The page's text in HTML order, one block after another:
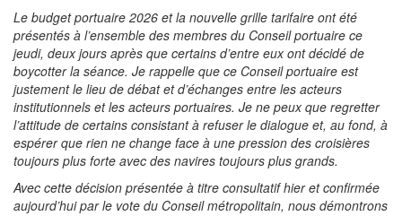
Le budget portuaire 2026 et la nouvelle grille tarifaire ont été
présentés à l’ensemble des membres du Conseil portuaire ce
jeudi, deux jours après que certains d’entre eux ont décidé de
boycotter la séance. Je rappelle que ce Conseil portuaire est
justement le lieu de débat et d’échanges entre les acteurs
institutionnels et les acteurs portuaires. Je ne peux que regretter
l’attitude de certains consistant à refuser le dialogue et, au fond, à
espérer que rien ne change face à une pression des croisières
toujours plus forte avec des navires toujours plus grands.
Avec cette décision présentée à titre consultatif hier et confirmée
aujourd’hui par le vote du Conseil métropolitain, nous démontrons